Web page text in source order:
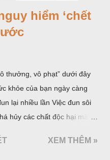
nặng như chì, cadimium…
gian dài, do quá trình thuỷ
nitrat và các kim loại nặng
đun đi đun lại nhiều lần là
cơ thể, trở thành có hại,
xuyên. Ngoài ra việc đun lại
số chất độc hại như:
ta không nên uống nước
tốt cho sức khỏe.